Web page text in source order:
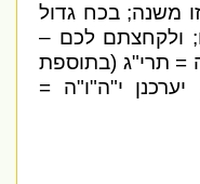
בכח גדול
ולקחצתם לכם –
תרי"ג (בתוספת
י"ה"ו"ה =